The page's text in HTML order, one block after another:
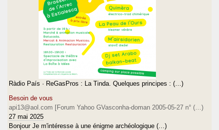
Ràdio País · ReGasPros : La Tinda. Quelques principes : (…)
Besoin de vous
api13@aol.com [Forum Yahoo GVasconha-doman 2005-05-27 n° (…)
27 mai 2025
Bonjour Je m'intéresse à une énigme archéologique (…)